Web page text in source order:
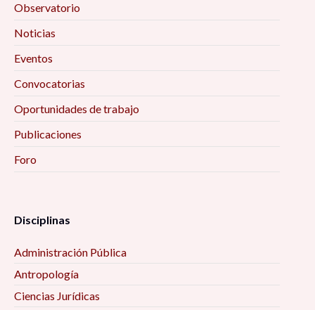
Observatorio
Noticias
Eventos
Convocatorias
Oportunidades de trabajo
Publicaciones
Foro
Disciplinas
Administración Pública
Antropología
Ciencias Jurídicas